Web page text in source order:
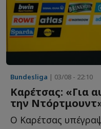
Bundesliga | 03/08 - 22:10
Καρέτσας: «Για
την